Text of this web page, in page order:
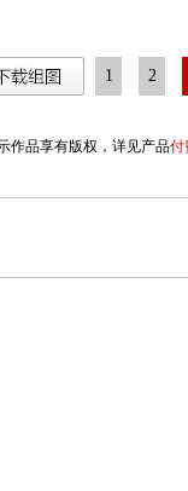
1 2
作品享有版权，详见产品付